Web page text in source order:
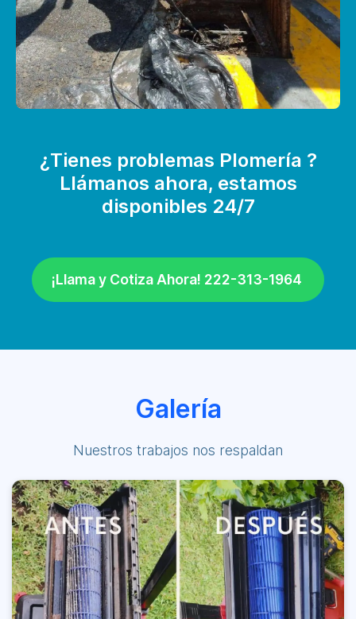
¿Tienes problemas Plomería ?
Llámanos ahora, estamos
disponibles 24/7
¡Llama y Cotiza Ahora! 222-313-1964
Galería
Nuestros trabajos nos respaldan